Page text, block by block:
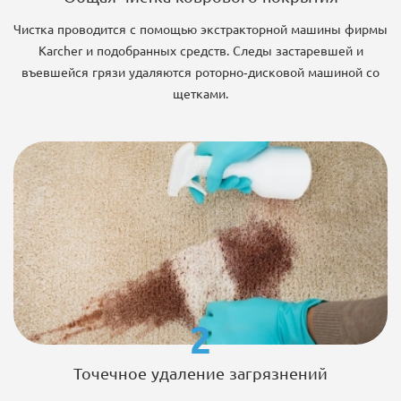
Чистка проводится с помощью экстракторной машины фирмы
Karcher и подобранных средств. Следы застаревшей и
въевшейся грязи удаляются роторно-дисковой машиной со
щетками.
2
Точечное удаление загрязнений